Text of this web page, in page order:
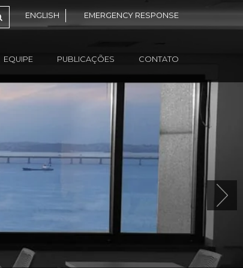
ENGLISH EMERGENCY RESPONSE
EQUIPE PUBLICAÇÕES CONTATO